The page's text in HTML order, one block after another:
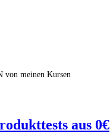
von meinen Kursen
aus 0€